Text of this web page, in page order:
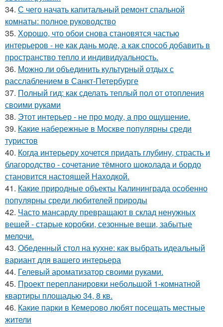
34. С чего начать капитальный ремонт спальной
комнаты: полное руководство
35. Хорошо, что обои снова становятся частью
интерьеров - не как дань моде, а как способ добавить в
пространство тепло и индивидуальность.
36. Можно ли объединить культурный отдых с
расслаблением в Санкт-Петербурге
37. Полный гид: как сделать теплый пол от отопления
своими руками
38. Этот интерьер - не про моду, а про ощущение.
39. Какие набережные в Москве популярны среди
туристов
40. Когда интерьеру хочется придать глубину, страсть и
благородство - сочетание тёмного шоколада и бордо
становится настоящей Находкой.
41. Какие природные объекты Калининграда особенно
популярны среди любителей природы
42. Часто мансарду превращают в склад ненужных
вещей - старые коробки, сезонные вещи, забытые
мелочи.
43. Обеденный стол на кухне: как выбрать идеальный
вариант для вашего интерьера
44. Гелевый ароматизатор своими руками.
45. Проект перепланировки небольшой 1-комнатной
квартиры площадью 34, 8 кв.
46. Какие парки в Кемерово любят посещать местные
жители